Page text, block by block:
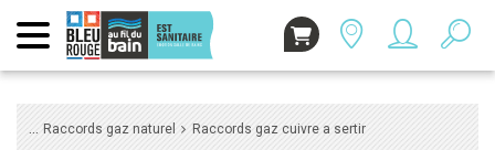
Raccords gaz naturel Raccords gaz cuivre a sertir